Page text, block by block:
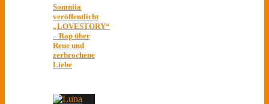
Somniia
veröffentlicht
„LOVESTORY“
– Rap über
Reue und
zerbrochene
Liebe